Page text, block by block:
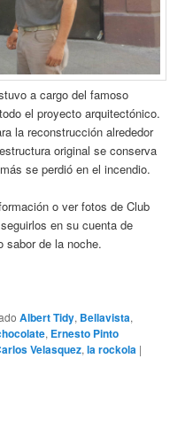
a cargo del famoso
el proyecto arquitectónico.
la reconstrucción alrededor
original se conserva
se perdió en el incendio.
o ver fotos de Club
en su cuenta de
sabor de la noche.
Albert Tidy, Bellavista,
, Ernesto Pinto
Velasquez,la rockola |